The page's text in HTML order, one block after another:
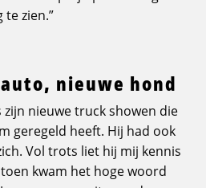
zien.”
nieuwe hond
zijn nieuwe truck showen die
geregeld heeft. Hij had ook
Vol trots liet hij mij kennis
kwam het hoge woord